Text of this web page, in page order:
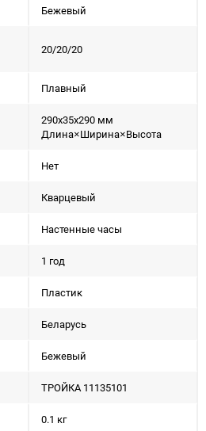
Бежевый
20/20/20
Плавный
290x35x290 мм
Длина×Ширина×Высота
Нет
Кварцевый
Настенные часы
1 год
Пластик
Беларусь
Бежевый
ТРОЙКА 11135101
0.1 кг